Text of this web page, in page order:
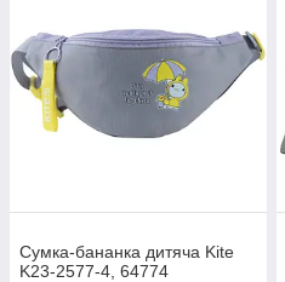
Сумка-бананка дитяча Kite
K23-2577-4, 64774